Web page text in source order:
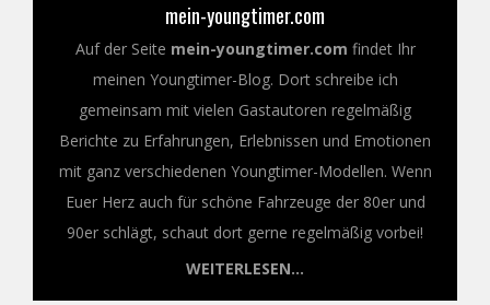
mein-youngtimer.com
Auf der Seite mein-youngtimer.com findet Ihr
meinen Youngtimer-Blog. Dort schreibe ich
gemeinsam mit vielen Gastautoren regelmäßig
Berichte zu Erfahrungen, Erlebnissen und Emotionen
mit ganz verschiedenen Youngtimer-Modellen. Wenn
Euer Herz auch für schöne Fahrzeuge der 80er und
90er schlägt, schaut dort gerne regelmäßig vorbei!
WEITERLESEN...